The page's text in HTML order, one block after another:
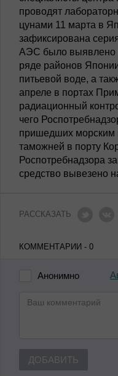
проводят
цунами 11 марта в
зафиксирована
АЭС было выявлено
ряде районов
питьевой воде, а
апреле в портах
радиационный
чего
пришедших морским
таможней в порту
Роспотребнадзора
средство вывезено
РАССКАЗАТЬ
КОММЕНТАРИИ - 0
Анонимно
ДОБАВИТЬ